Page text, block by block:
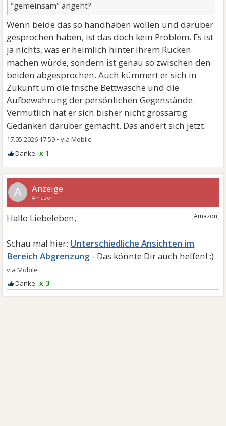
"gemeinsam" angeht?
Wenn beide das so handhaben wollen und darüber
gesprochen haben, ist das doch kein Problem. Es ist
ja nichts, was er heimlich hinter ihrem Rücken
machen würde, sondern ist genau so zwischen den
beiden abgesprochen. Auch kümmert er sich in
Zukunft um die frische Bettwäsche und die
Aufbewahrung der persönlichen Gegenstände.
Vermutlich hat er sich bisher nicht grossartig
Gedanken darüber gemacht. Das ändert sich jetzt.
17.05.2026 17:59 •
x 1
A
Unterschiedliche Ansichten im
Bereich Abgrenzung
x 3